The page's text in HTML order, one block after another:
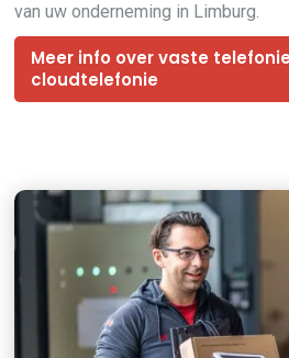
van uw onderneming in Limburg.
Meer info over vaste
cloudtelefonie